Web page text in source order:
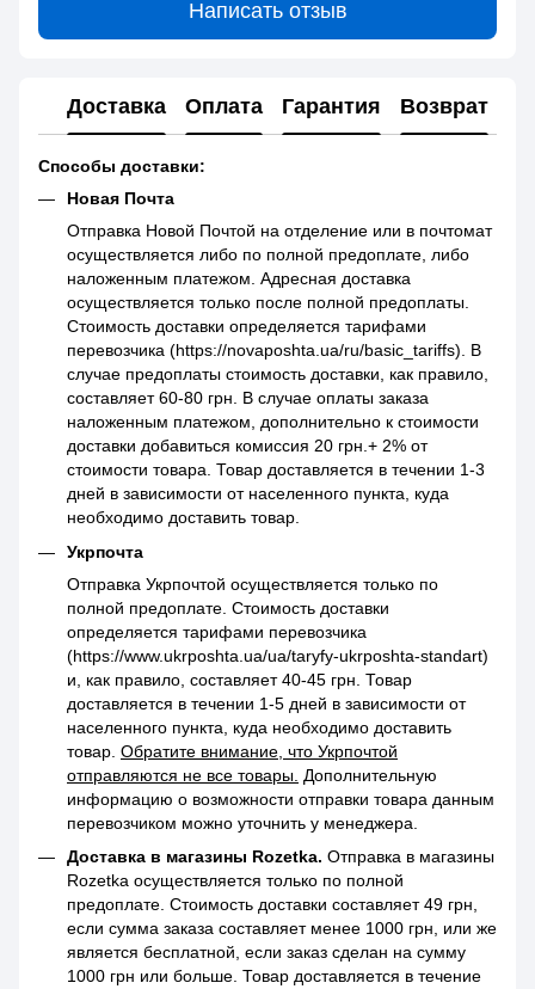
Написать отзыв
Доставка Оплата Гарантия Возврат
Способы доставки:
Новая Почта
Отправка Новой Почтой на отделение или в почтомат
осуществляется либо по полной предоплате, либо
наложенным платежом. Адресная доставка
осуществляется только после полной предоплаты.
Стоимость доставки определяется тарифами
перевозчика (https://novaposhta.ua/ru/basic_tariffs). В
случае предоплаты стоимость доставки, как правило,
составляет 60-80 грн. В случае оплаты заказа
наложенным платежом, дополнительно к стоимости
доставки добавиться комиссия 20 грн.+ 2% от
стоимости товара. Товар доставляется в течении 1-3
дней в зависимости от населенного пункта, куда
необходимо доставить товар.
Укрпочта
Отправка Укрпочтой осуществляется только по
полной предоплате. Стоимость доставки
определяется тарифами перевозчика
(https://www.ukrposhta.ua/ua/taryfy-ukrposhta-standart)
и, как правило, составляет 40-45 грн. Товар
доставляется в течении 1-5 дней в зависимости от
населенного пункта, куда необходимо доставить
товар. Обратите внимание, что Укрпочтой
отправляются не все товары. Дополнительную
информацию о возможности отправки товара данным
перевозчиком можно уточнить у менеджера.
Доставка в магазины Rozetka. Отправка в магазины
Rozetka осуществляется только по полной
предоплате. Стоимость доставки составляет 49 грн,
если сумма заказа составляет менее 1000 грн, или же
является бесплатной, если заказ сделан на сумму
1000 грн или больше. Товар доставляется в течение